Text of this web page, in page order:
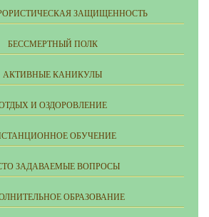
ЗАЩИЩЕННОСТЬ
БЕССМЕРТНЫЙ ПОЛК
АКТИВНЫЕ КАНИКУЛЫ
И ОЗДОРОВЛЕНИЕ
ОБУЧЕНИЕ
ЗАДАВАЕМЫЕ ВОПРОСЫ
ОБРАЗОВАНИЕ